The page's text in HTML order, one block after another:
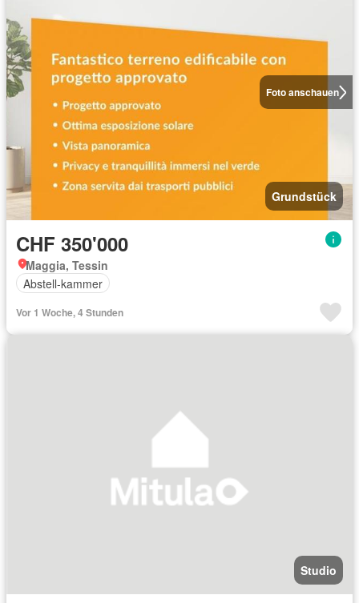
Foto anschauen
Grundstück
CHF 350'000
Maggia, Tessin
Abstell-kammer
Vor 1 Woche, 4 Stunden
Studio